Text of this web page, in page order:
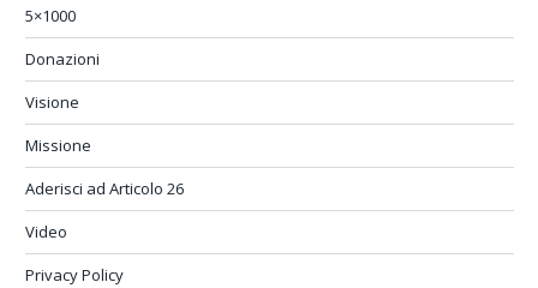
5×1000
Donazioni
Visione
Missione
Aderisci ad Articolo 26
Video
Privacy Policy